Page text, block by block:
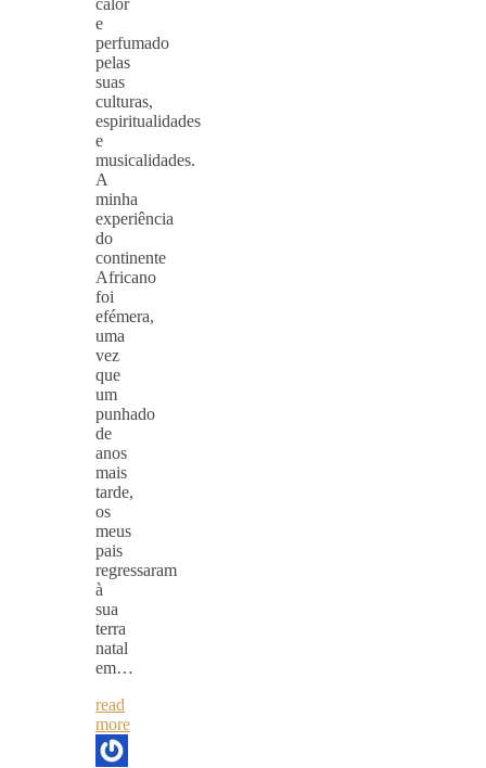
calor
e
perfumado
pelas
suas
culturas,
espiritualidades
e
musicalidades.
A
minha
experiência
do
continente
Africano
foi
efémera,
uma
vez
que
um
punhado
de
anos
mais
tarde,
os
meus
pais
regressaram
à
sua
terra
natal
em…
read
more